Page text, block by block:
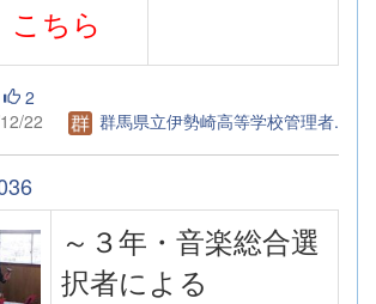
こちら
2
22
群馬県立伊勢崎高等学校管理者.
～３年・音楽総合選
択者による